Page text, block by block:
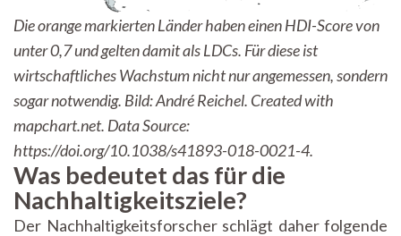
Die orange markierten Länder haben einen HDI-Score von
unter 0,7 und gelten damit als LDCs. Für diese ist
wirtschaftliches Wachstum nicht nur angemessen, sondern
sogar notwendig. Bild: André Reichel. Created with
mapchart.net. Data Source:
https://doi.org/10.1038/s41893-018-0021-4.
Was bedeutet das für die
Nachhaltigkeitsziele?
Der Nachhaltigkeitsforscher schlägt daher folgende